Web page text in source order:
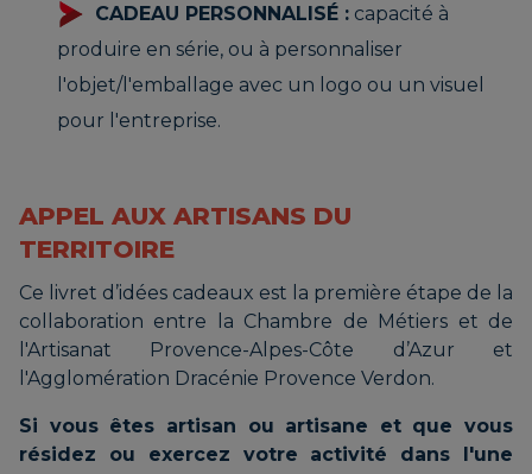
CADEAU PERSONNALISÉ : capacité à
produire en série, ou à personnaliser
l'objet/l'emballage avec un logo ou un visuel
pour l'entreprise.
APPEL AUX ARTISANS DU
TERRITOIRE
Ce livret d’idées cadeaux est la première étape de la
collaboration entre la Chambre de Métiers et de
l'Artisanat Provence-Alpes-Côte d’Azur et
l'Agglomération Dracénie Provence Verdon.
Si vous êtes artisan ou artisane et que vous
résidez ou exercez votre activité dans l'une